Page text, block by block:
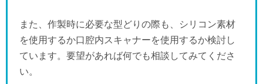
また、作製時に必要な型どりの際も、シリコン素材
を使用するか口腔内スキャナーを使用するか検討し
ています。要望があれば何でも相談してみてくださ
い。